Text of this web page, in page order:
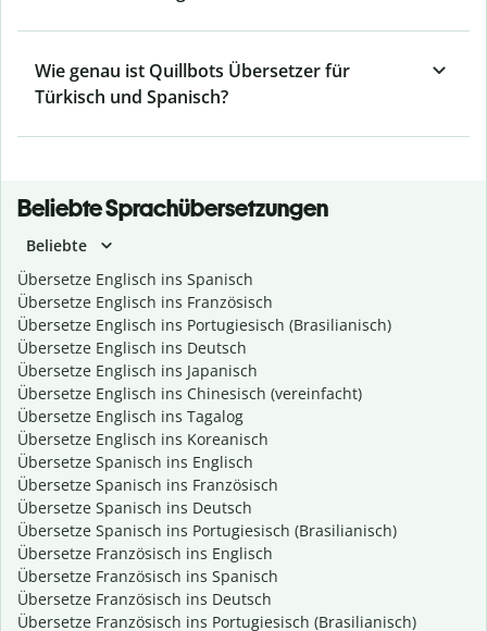
Wie genau ist Quillbots Übersetzer für
Türkisch und Spanisch?
Beliebte Sprachübersetzungen
Beliebte
Übersetze Englisch ins Spanisch
Übersetze Englisch ins Französisch
Übersetze Englisch ins Portugiesisch (Brasilianisch)
Übersetze Englisch ins Deutsch
Übersetze Englisch ins Japanisch
Übersetze Englisch ins Chinesisch (vereinfacht)
Übersetze Englisch ins Tagalog
Übersetze Englisch ins Koreanisch
Übersetze Spanisch ins Englisch
Übersetze Spanisch ins Französisch
Übersetze Spanisch ins Deutsch
Übersetze Spanisch ins Portugiesisch (Brasilianisch)
Übersetze Französisch ins Englisch
Übersetze Französisch ins Spanisch
Übersetze Französisch ins Deutsch
Übersetze Französisch ins Portugiesisch (Brasilianisch)